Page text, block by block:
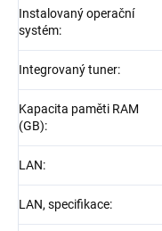
Instalovaný operační
systém:
Integrovaný tuner:
Kapacita paměti RAM
(GB):
LAN:
LAN, specifikace: